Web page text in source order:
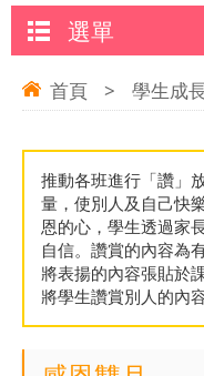
選單
首頁 > 學生成
推動各班進行「讚」
量，使別人及自己快
恩的心，學生透過家
自信。讚賞的內容為
將表揚的內容張貼於
將學生讚賞別人的內